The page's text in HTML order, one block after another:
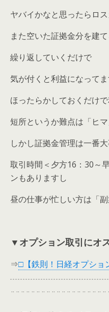
ヤバイかなと思ったらロ
また空いた証拠金分を建
繰り返していくだけで
気が付くと利益になってま
ほったらかしておくだけで
短所というか難点は「ヒマ
しかし証拠金管理は一番大
取引時間＜夕方16：30～
ンもありますし
昼の仕事が忙しい方は「副
▼オプション取引にオ
⇒□【鉄則！日経オプショ